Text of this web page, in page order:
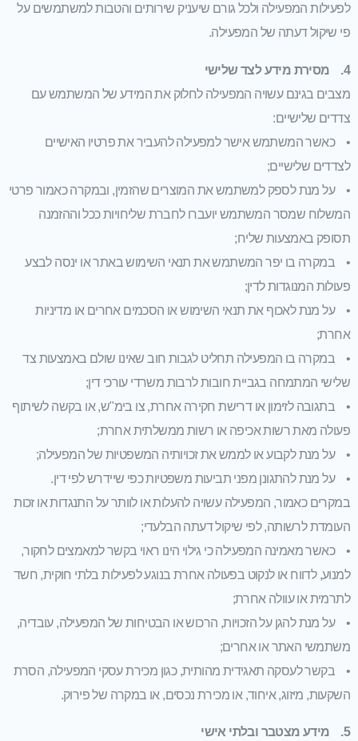
לפעילות המפעילה ולכל גורם שיעניק שירותים והטבות למשתמשים על
פי שיקול דעתה של המפעילה.
4. מסירת מידע לצד שלישי
מצבים בגינם עשויה המפעילה לחלוק את המידע של המשתמש עם
צדדים שלישיים:
• כאשר המשתמש אישר למפעילה להעביר את פרטיו האישיים
לצדדים שלישיים;
• על מנת לספק למשתמש את המוצרים שהזמין, ובמקרה כאמור פרטי
המשלוח שמסר המשתמש יועברו לחברת שליחויות ככל וההזמנה
תסופק באמצעות שליח;
• במקרה בו יפר המשתמש את תנאי השימוש באתר או ינסה לבצע
פעולות המנוגדות לדין;
• על מנת לאכוף את תנאי השימוש או הסכמים אחרים או מדיניות
אחרת;
• במקרה בו המפעילה תחליט לגבות חוב שאינו שולם באמצעות צד
שלישי המתמחה בגביית חובות לרבות משרדי עורכי דין;
• בתגובה לזימון או דרישת חקירה אחרת, צו בימ"ש, או בקשה לשיתוף
פעולה מאת רשות אכיפה או רשות ממשלתית אחרת;
• על מנת לקבוע או לממש את זכויותיה המשפטיות של המפעילה;
• על מנת להתגונן מפני תביעות משפטיות כפי שיידרש לפי דין.
במקרים כאמור, המפעילה עשויה להעלות או לוותר על התנגדות או זכות
העומדת לרשותה, לפי שיקול דעתה הבלעדי;
• כאשר מאמינה המפעילה כי גילוי הינו ראוי בקשר למאמצים לחקור,
למנוע, לדווח או לנקוט בפעולה אחרת בנוגע לפעילות בלתי חוקית, חשד
לתרמית או עוולה אחרת;
• על מנת להגן על הזכויות, הרכוש או הבטיחות של המפעילה, עובדיה,
משתמשי האתר או אחרים;
• בקשר לעסקה תאגידית מהותית, כגון מכירת עסקי המפעילה, הסרת
השקעות, מיזוג, איחוד, או מכירת נכסים, או במקרה של פירוק.
5. מידע מצטבר ובלתי אישי